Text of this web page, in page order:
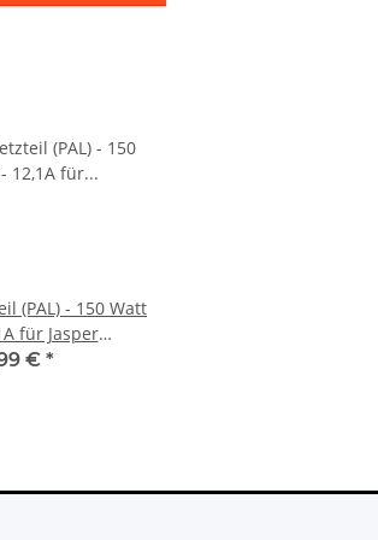
(PAL) - 150 Watt
für Jasper
gebraucht
€ *